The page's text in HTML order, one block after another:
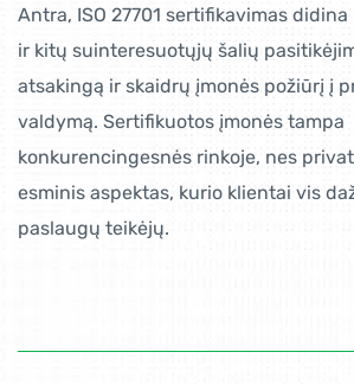
Antra, ISO 27701 sertifikavimas
ir kitų suinteresuotųjų šalių
atsakingą ir skaidrų įmonės požiūrį į
valdymą. Sertifikuotos įmonės tampa
konkurencingesnės rinkoje, nes
esminis aspektas, kurio klientai vis
paslaugų teikėjų.